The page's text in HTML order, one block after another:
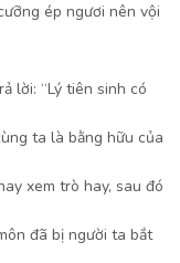
ép ngươi nên vội
lời: “Lý tiên sinh có
ta là bằng hữu của
xem trò hay, sau đó
đã bị người ta bắt